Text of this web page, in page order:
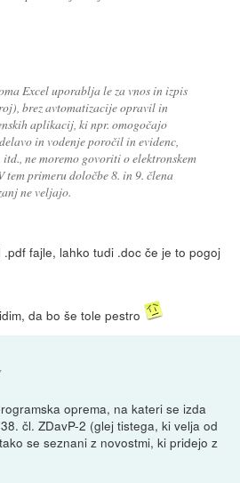
Excel uporablja le za vnos in izpis
brez avtomatizacije opravil in
aplikacij, ki npr. omogočajo
in vodenje poročil in evidenc,
ne moremo govoriti o elektronskem
tem primeru določbe 8. in 9. člena
ne veljajo.
fajle, lahko tudi .doc če je to pogoj
da bo še tole pestro
oprema, na kateri se izda
čl. ZDavP-2 (glej tistega, ki velja od
se seznani z novostmi, ki pridejo z